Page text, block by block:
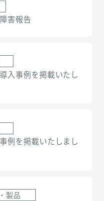
害報告
入事例を掲載いたし
例を掲載いたしまし
製品